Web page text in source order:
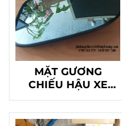
MẶT GƯƠNG
CHIẾU HẬU XE
VIVANT HÀNG
CHÍNH HÃNG GM